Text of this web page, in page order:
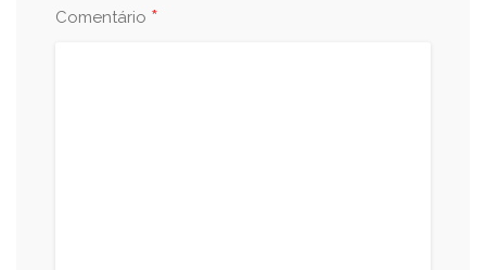
Comentário *